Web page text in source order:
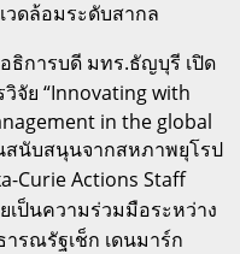
ดล้อมระดับสากล
ธิการบดี มทร.ธัญบุรี เปิด
จัย “Innovating with
in the global
สนับสนุนจากสหภาพยุโรป
Curie Actions Staff
เป็นความร่วมมือระหว่าง
รณรัฐเช็ก เดนมาร์ก